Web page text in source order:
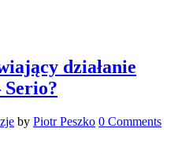
działanie
by Piotr Peszko 0 Comments